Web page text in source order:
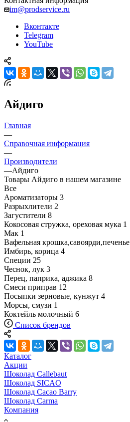
im@prodservice.ru
Вконтакте
Telegram
YouTube
Айдиго
Главная
—
Справочная информация
—
Производители
—Айдиго
Товары Айдиго в нашем магазине
Все
Ароматизаторы 3
Разрыхлители 2
Загустители 8
Кокосовая стружка, ореховая мука 1
Мак 1
Вафельная крошка,савоярди,печенье
Имбирь, корица 4
Специи 25
Чеснок, лук 3
Перец, паприка, аджика 8
Смеси приправ 12
Посыпки зерновые, кунжут 4
Морсы, смузи 1
Коктейль молочный 6
Список брендов
Каталог
Акции
Шоколад Callebaut
Шоколад SICAO
Шоколад Cacao Barry
Шоколад Carma
Компания